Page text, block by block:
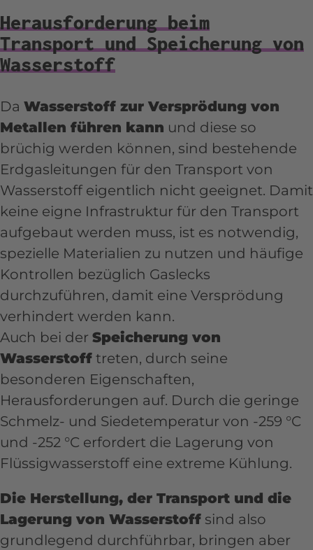
Herausforderung beim
Transport und Speicherung von
Wasserstoff
Da Wasserstoff zur Versprödung von
Metallen führen kann und diese so
brüchig werden können, sind bestehende
Erdgasleitungen für den Transport von
Wasserstoff eigentlich nicht geeignet. Damit
keine eigne Infrastruktur für den Transport
aufgebaut werden muss, ist es notwendig,
spezielle Materialien zu nutzen und häufige
Kontrollen bezüglich Gaslecks
durchzuführen, damit eine Versprödung
verhindert werden kann.
Auch bei der Speicherung von
Wasserstoff treten, durch seine
besonderen Eigenschaften,
Herausforderungen auf. Durch die geringe
Schmelz- und Siedetemperatur von -259 °C
und -252 °C erfordert die Lagerung von
Flüssigwasserstoff eine extreme Kühlung.
Die Herstellung, der Transport und die
Lagerung von Wasserstoff sind also
grundlegend durchführbar, bringen aber